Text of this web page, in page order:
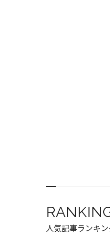
人気記事ランキ